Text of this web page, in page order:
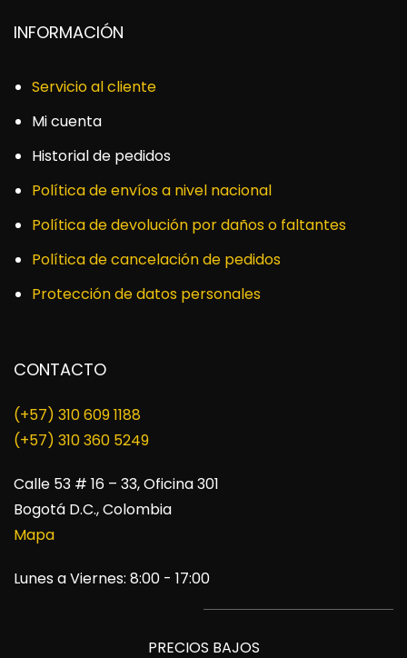
INFORMACIÓN
Servicio al cliente
Mi cuenta
Historial de pedidos
Política de envíos a nivel nacional
Política de devolución por daños o faltantes
Política de cancelación de pedidos
Protección de datos personales
CONTACTO
(+57) 310 609 1188
​(+57) 310 360 5249
Calle 53 # 16 – 33, Oficina 301
Bogotá D.C., Colombia
Mapa
Lunes a Viernes: 8:00 - 17:00
PRECIOS BAJOS